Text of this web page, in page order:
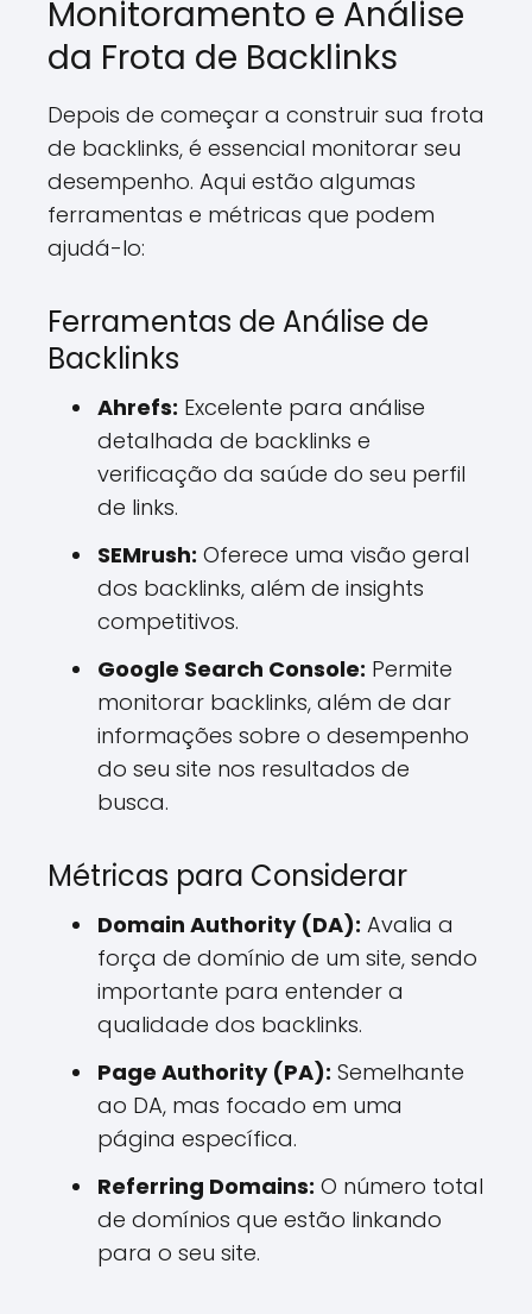
Monitoramento e Análise
da Frota de Backlinks
Depois de começar a construir sua frota
de backlinks, é essencial monitorar seu
desempenho. Aqui estão algumas
ferramentas e métricas que podem
ajudá-lo:
Ferramentas de Análise de
Backlinks
Ahrefs: Excelente para análise
detalhada de backlinks e
verificação da saúde do seu perfil
de links.
SEMrush: Oferece uma visão geral
dos backlinks, além de insights
competitivos.
Google Search Console: Permite
monitorar backlinks, além de dar
informações sobre o desempenho
do seu site nos resultados de
busca.
Métricas para Considerar
Domain Authority (DA): Avalia a
força de domínio de um site, sendo
importante para entender a
qualidade dos backlinks.
Page Authority (PA): Semelhante
ao DA, mas focado em uma
página específica.
Referring Domains: O número total
de domínios que estão linkando
para o seu site.